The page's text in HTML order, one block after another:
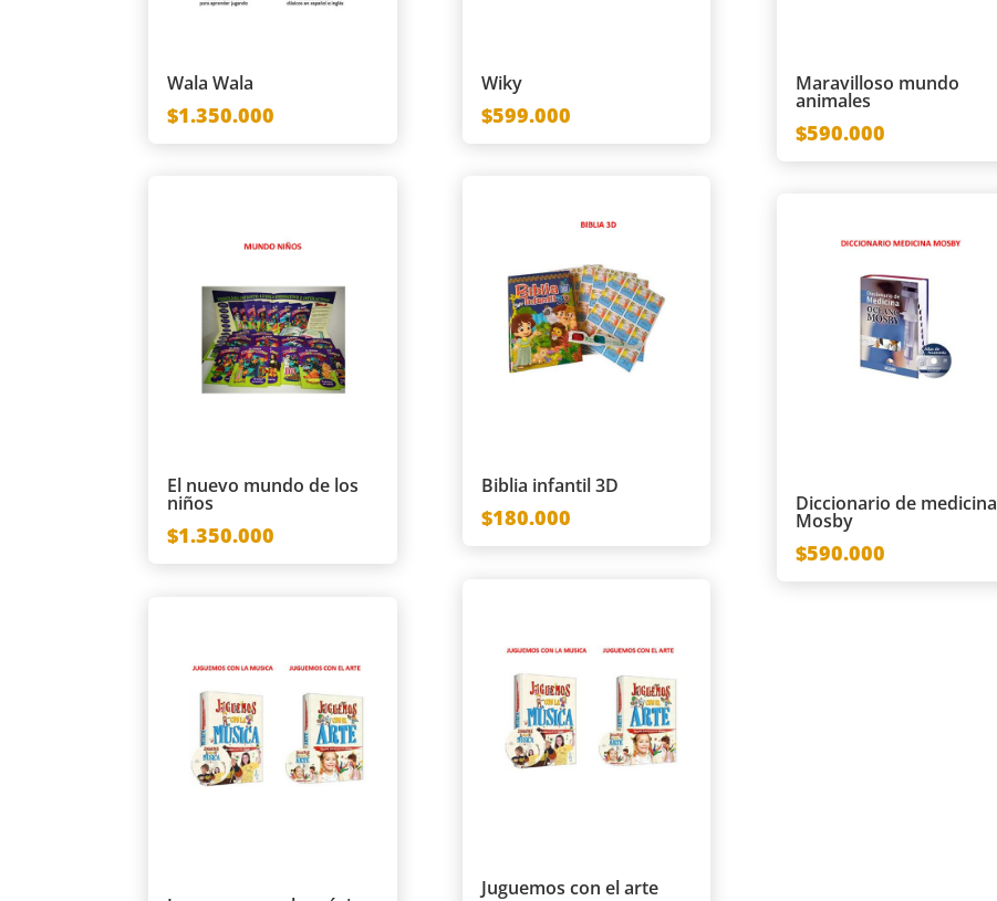
Wala Wala
$1.350.000
El nuevo mundo de los
niños
$1.350.000
Wiky
$599.000
Biblia infantil 3D
$180.000
Juguemos con el arte
Maravilloso mundo
animales
$590.000
Diccionario de medicina
Mosby
$590.000